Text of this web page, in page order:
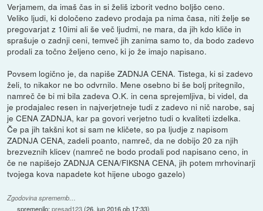
Verjamem, da imaš čas in si želiš izborit vedno boljšo ceno.
Veliko ljudi, ki določeno zadevo prodaja pa nima časa, niti želje se
pregovarjat z 10imi ali še več ljudmi, ne mara, da jih kdo kliče in
sprašuje o zadnji ceni, temveč jih zanima samo to, da bodo zadevo
prodali za točno željeno ceno, ki jo že imajo napisano.
Povsem logično je, da napiše ZADNJA CENA. Tistega, ki si zadevo
želi, to nikakor ne bo odvrnilo. Mene osebno bi še bolj pritegnilo,
namreč če bi mi bila zadeva O.K. in cena sprejemljiva, bi videl, da
je prodajalec resen in najverjetneje tudi z zadevo ni nič narobe, saj
je CENA ZADNJA, kar pa govori verjetno tudi o kvaliteti izdelka.
Če pa jih takšni kot si sam ne kličete, so pa ljudje z napisom
ZADNJA CENA, zadeli poanto, namreč, da ne dobijo 20 za njih
brezveznih klicev (namreč ne bodo prodali pod napisano ceno, in
če ne napišejo ZADNJA CENA/FIKSNA CENA, jih potem mrhovinarji
tvojega kova napadete kot hijene ubogo gazelo)
Zgodovina sprememb…
spremenilo:presad123(26. jun 2016 ob 17:33)